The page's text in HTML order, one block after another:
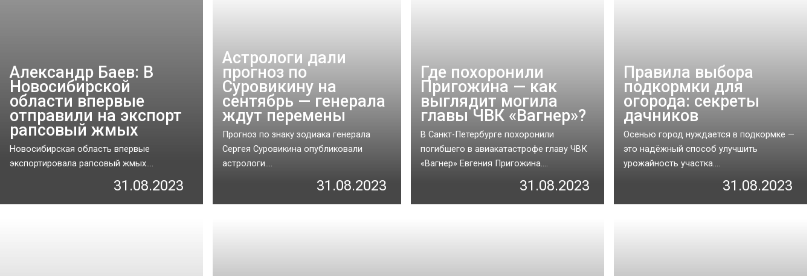
Александр Баев: В
Новосибирской
области впервые
отправили на экспорт
рапсовый жмых
Новосибирская область впервые
экспортировала рапсовый жмых....
31.08.2023
Астрологи дали
прогноз по
Суровикину на
сентябрь — генерала
ждут перемены
Прогноз по знаку зодиака генерала
Сергея Суровикина опубликовали
астрологи....
31.08.2023
Где похоронили
Пригожина — как
выглядит могила
главы ЧВК «Вагнер»?
В Санкт-Петербурге похоронили
погибшего в авиакатастрофе главу ЧВК
«Вагнер» Евгения Пригожина....
31.08.2023
Правила выбора
подкормки для
огорода: секреты
дачников
Осенью город нуждается в подкормке —
это надёжный способ улучшить
урожайность участка....
31.08.2023